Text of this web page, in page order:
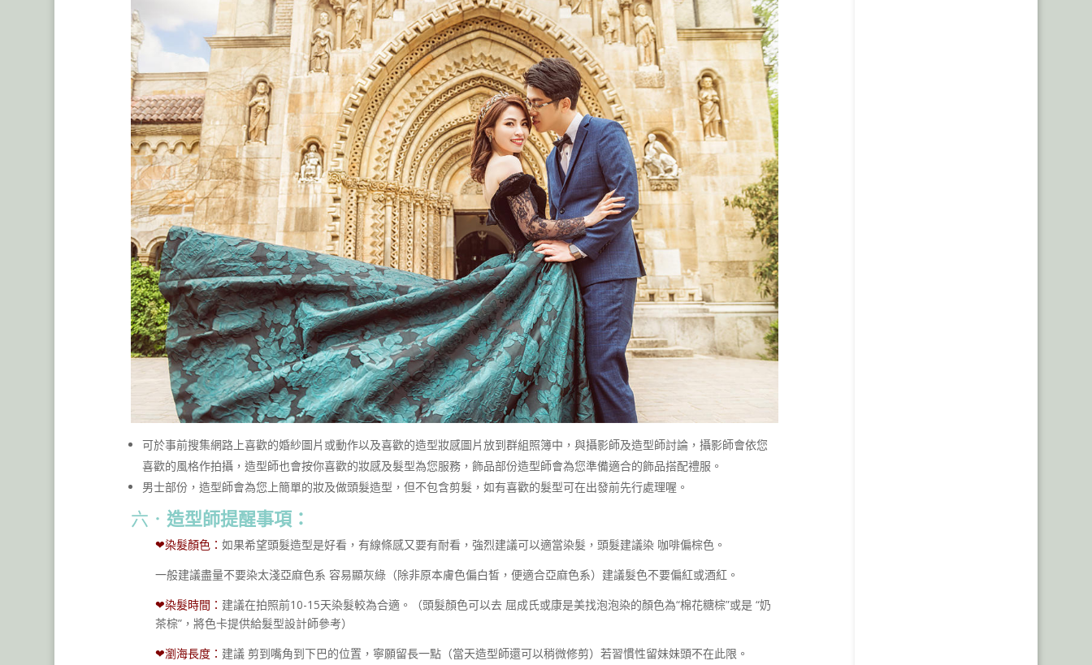
可於事前搜集網路上喜歡的婚紗圖片或動作以及喜歡的造型妝感圖片放到群組照簿中，與攝影師及造型師討論，攝影師會依您
喜歡的風格作拍攝，造型師也會按你喜歡的妝感及髮型為您服務，飾品部份造型師會為您準備適合的飾品搭配禮服。
男士部份，造型師會為您上簡單的妝及做頭髮造型，但不包含剪髮，如有喜歡的髮型可在出發前先行處理喔。
六． 造型師提醒事項：
❤染髮顏色： 如果希望頭髮造型是好看，有線條感又要有耐看，強烈建議可以適當染髮，頭髮建議染 咖啡偏棕色。
一般建議盡量不要染太淺亞麻色系 容易顯灰綠（除非原本膚色偏白皙，便適合亞麻色系）建議髮色不要偏紅或酒紅。
❤染髮時間： 建議在拍照前10-15天染髮較為合適。（頭髮顏色可以去 屈成氏或康是美找泡泡染的顏色為“棉花糖棕”或是 “奶
茶棕”，將色卡提供給髮型設計師參考）
❤瀏海長度： 建議 剪到嘴角到下巴的位置，寧願留長一點（當天造型師還可以稍微修剪）若習慣性留妹妹頭不在此限。